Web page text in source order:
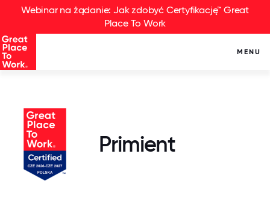
Webinar na żądanie: Jak zdobyć Certyfikację™ Great
Place To Work
MENU
Primient